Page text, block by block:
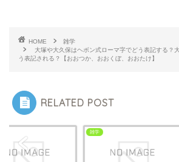
HOME
雑学
大塚や大久保はヘボン式ローマ字でどう表記する？
う表記される？【おおつか、おおくぼ、おおたけ】
RELATED POST
雑学